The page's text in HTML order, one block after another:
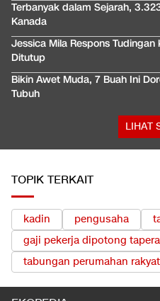
Terbanyak dalam Sejarah,
Kanada
Jessica Mila Respons
Ditutup
Bikin Awet Muda, 7 Buah Ini
Tubuh
LIHAT
TOPIK TERKAIT
kadin pengusaha
gaji pekerja dipotong tapera
tabungan perumahan rakyat